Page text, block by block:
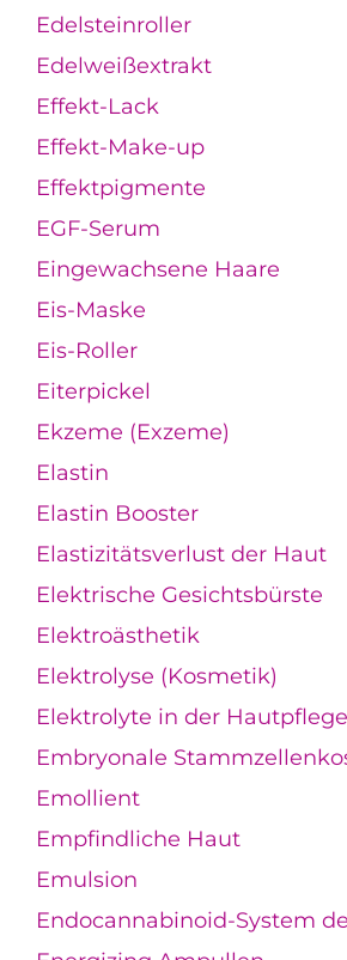
Edelsteinroller
Edelweißextrakt
Effekt-Lack
Effekt-Make-up
Effektpigmente
EGF-Serum
Eingewachsene Haare
Eis-Maske
Eis-Roller
Eiterpickel
Ekzeme (Exzeme)
Elastin
Elastin Booster
Elastizitätsverlust der Haut
Elektrische Gesichtsbürste
Elektroästhetik
Elektrolyse (Kosmetik)
Elektrolyte in der Hautpflege
Embryonale
Emollient
Empfindliche Haut
Emulsion
Endocannabinoid-System